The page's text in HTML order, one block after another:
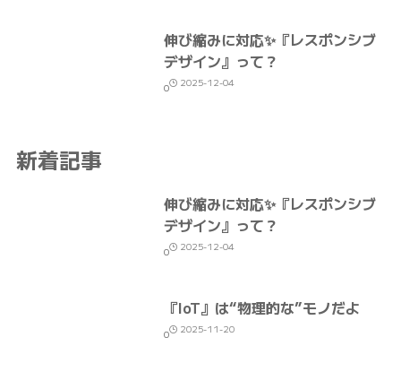
伸び縮みに対応✨『レスポンシブ
デザイン』って？
0 2025-12-04
新着記事
伸び縮みに対応✨『レスポンシブ
デザイン』って？
0 2025-12-04
『IoT』は“物理的な”モノだよ
0 2025-11-20